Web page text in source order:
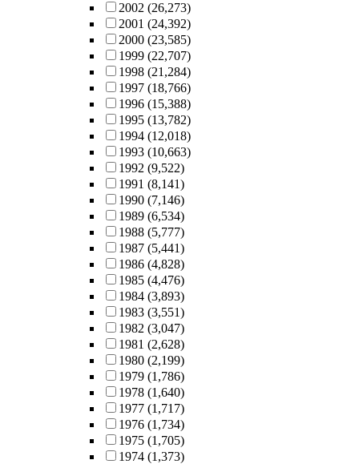
2002 (26,273)
2001 (24,392)
2000 (23,585)
1999 (22,707)
1998 (21,284)
1997 (18,766)
1996 (15,388)
1995 (13,782)
1994 (12,018)
1993 (10,663)
1992 (9,522)
1991 (8,141)
1990 (7,146)
1989 (6,534)
1988 (5,777)
1987 (5,441)
1986 (4,828)
1985 (4,476)
1984 (3,893)
1983 (3,551)
1982 (3,047)
1981 (2,628)
1980 (2,199)
1979 (1,786)
1978 (1,640)
1977 (1,717)
1976 (1,734)
1975 (1,705)
1974 (1,373)